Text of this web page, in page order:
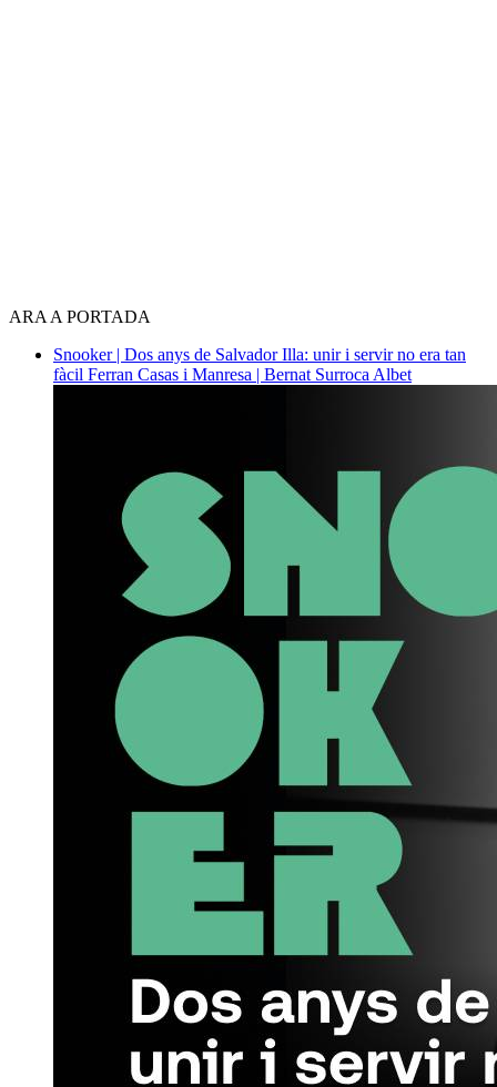
ARA A PORTADA
Snooker | Dos anys de Salvador Illa: unir i servir no era tan
fàcil Ferran Casas i Manresa | Bernat Surroca Albet